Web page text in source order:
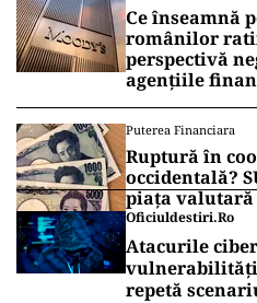
Ce înseamnă
românilor
perspectivă
agențiile
Puterea Financiara
Ruptură în
occidentală?
piața valutară
Oficiuldestiri.ro
Atacurile
repetă